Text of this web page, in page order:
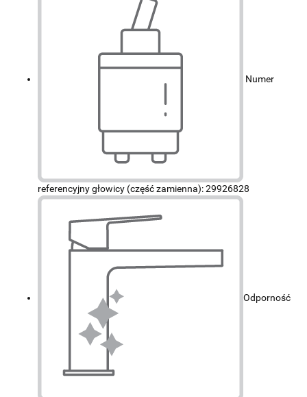
Numer
referencyjny głowicy (część zamienna): 29926828
Odporność